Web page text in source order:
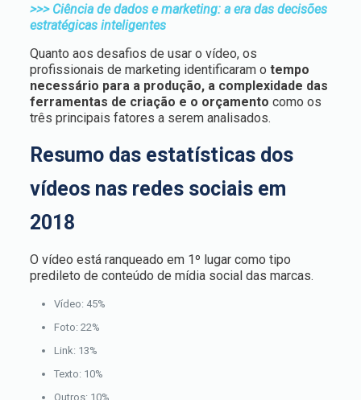
>>> Ciência de dados e marketing: a era das decisões
estratégicas inteligentes
Quanto aos desafios de usar o vídeo, os
profissionais de marketing identificaram o tempo
necessário para a produção, a complexidade das
ferramentas de criação e o orçamento como os
três principais fatores a serem analisados.
Resumo das estatísticas dos
vídeos nas redes sociais em
2018
O vídeo está ranqueado em 1º lugar como tipo
predileto de conteúdo de mídia social das marcas.
Vídeo: 45%
Foto: 22%
Link: 13%
Texto: 10%
Outros: 10%